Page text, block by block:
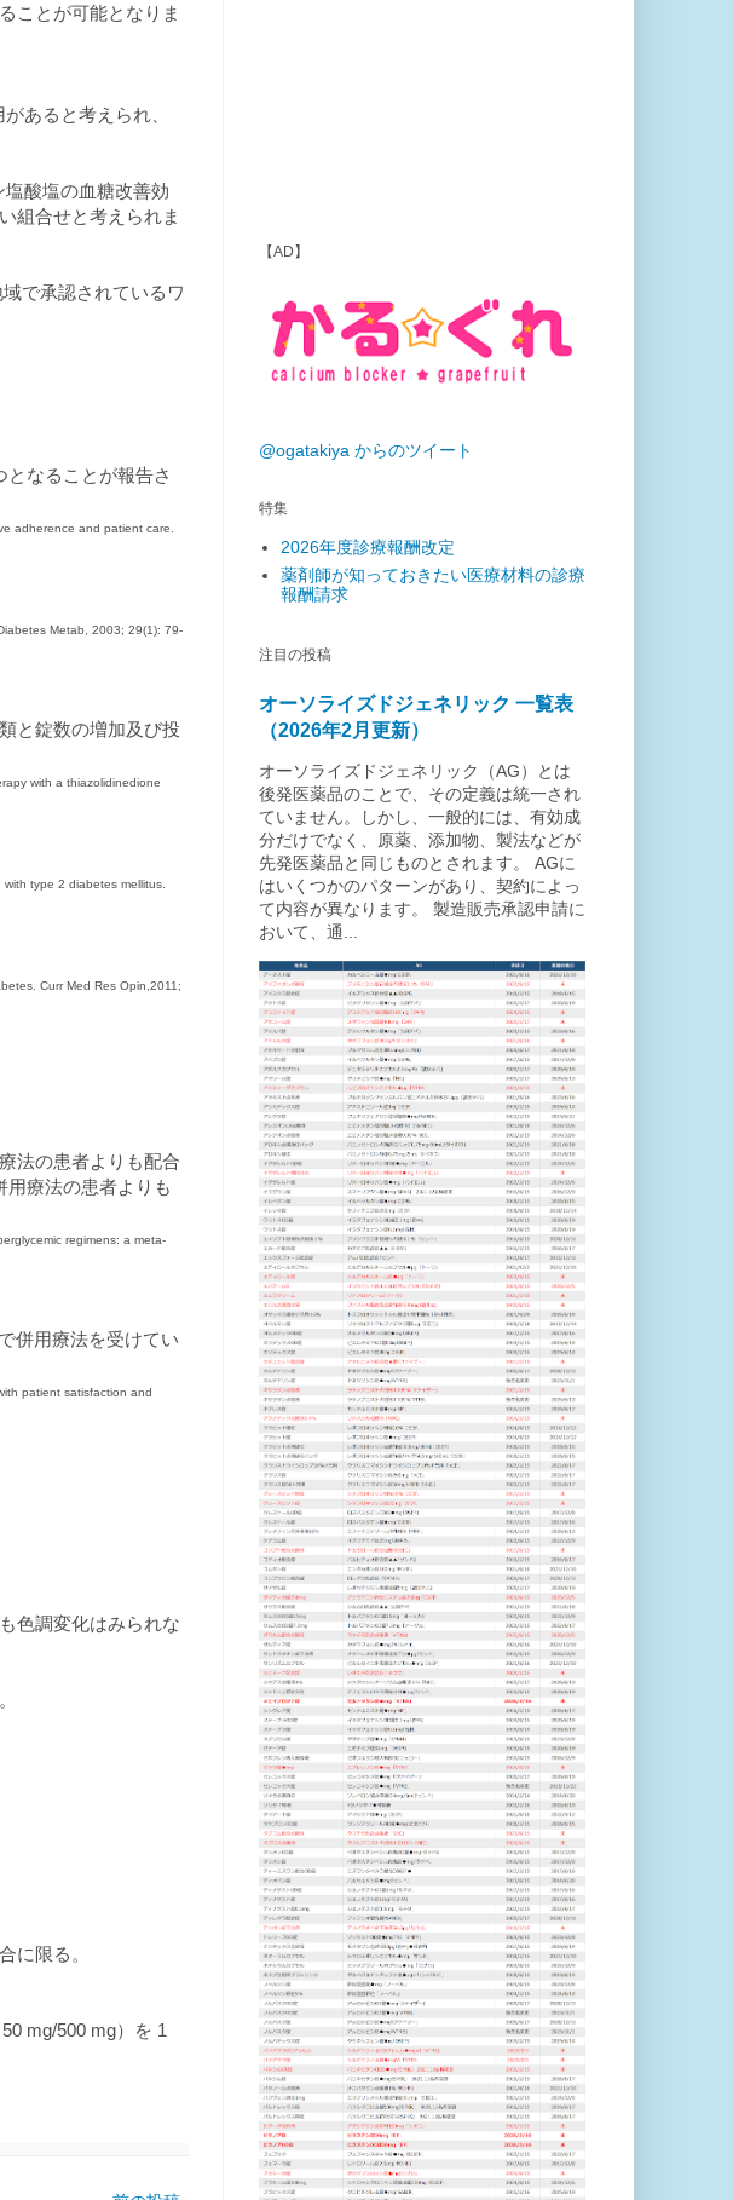
ことが可能となりま
あると考えられ、
酸塩の血糖改善効
組合せと考えられま
で承認されているワ
なることが報告さ
adherence and patient care.
Metab, 2003; 29(1): 79-
と錠数の増加及び投
with a thiazolidinedione
type 2 diabetes mellitus.
Curr Med Res Opin,2011;
法の患者よりも配合
療法の患者よりも
regimens: a meta-
併用療法を受けてい
patient satisfaction and
色調変化はみられな
に限る。
mg/500 mg）を 1
【AD】
@ogatakiya からのツイート
特集
2026年度診療報酬改定
薬剤師が知っておきたい医療材料の診療
報酬請求
注目の投稿
オーソライズドジェネリック 一覧表
（2026年2月更新）
オーソライズドジェネリック（AG）とは
後発医薬品のことで、その定義は統一され
ていません。しかし、一般的には、有効成
分だけでなく、原薬、添加物、製法などが
先発医薬品と同じものとされます。 AGに
はいくつかのパターンがあり、契約によっ
て内容が異なります。 製造販売承認申請に
おいて、通...